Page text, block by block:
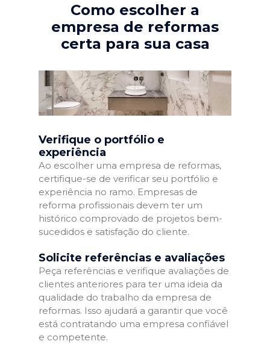
Como escolher a
empresa de reformas
certa para sua casa
Verifique o portfólio e
experiência
Ao escolher uma empresa de reformas,
certifique-se de verificar seu portfólio e
experiência no ramo. Empresas de
reforma profissionais devem ter um
histórico comprovado de projetos bem-
sucedidos e satisfação do cliente.
Solicite referências e avaliações
Peça referências e verifique avaliações de
clientes anteriores para ter uma ideia da
qualidade do trabalho da empresa de
reformas. Isso ajudará a garantir que você
está contratando uma empresa confiável
e competente.